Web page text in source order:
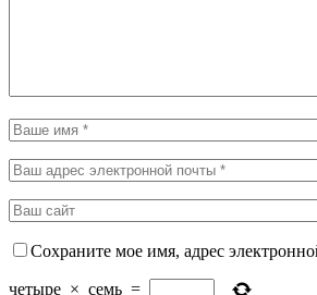
Сохраните мое имя, адрес
четыре × семь =